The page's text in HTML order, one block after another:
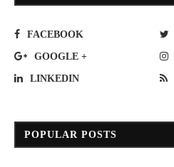
FACEBOOK
GOOGLE +
LINKEDIN
POPULAR POSTS